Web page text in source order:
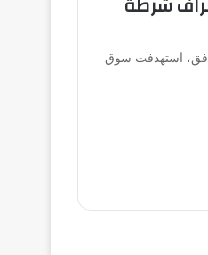
استهدفت سوق